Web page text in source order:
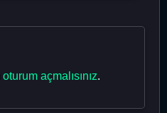
oturum açmalısınız.